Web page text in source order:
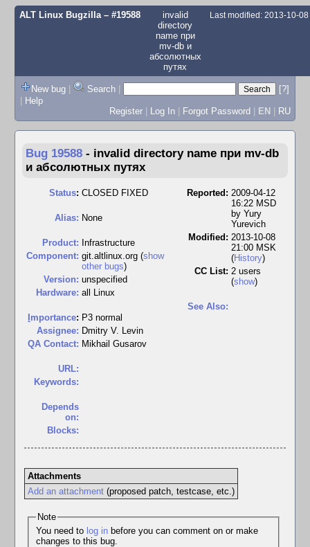
ALT Linux Bugzilla– #19588
invalid
directory
name при
mv-db и
абсолютных
путях
Last modified: 2013-10-
New bug | Search |
[?]
| Help
Register | Log In | Forgot Password | EN | RU
Bug 19588 - invalid directory name при mv-db
и абсолютных путях
Status: CLOSED FIXED
Alias: None
Product: Infrastructure
Component: git.altlinux.org (show
other bugs)
Version: unspecified
Hardware: all Linux
mportance: P3 normal
Assignee: Dmitry V. Levin
QA Contact: Mikhail Gusarov
URL:
Keywords:
Depends
on:
Blocks:
Reported: 2009-04-12
16:22 MSD
by Yury
Yurevich
Modified: 2013-10-08
21:00 MSK
(History)
CC List: 2 users
(show)
See Also:
Attachments
Add an attachment(proposed patch, testcase, etc.)
Note
You need to log inbefore you can comment on or make
changes to this bug.